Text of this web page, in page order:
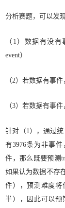
分析赛题，可以发
（1）数据有没
event）
（2）若数据有事
（3）若数据有事
针对（1），通过
有3976条为非事
件，那么既要预测
如果认为数据不存
件），预测难度将
半），因此可以预